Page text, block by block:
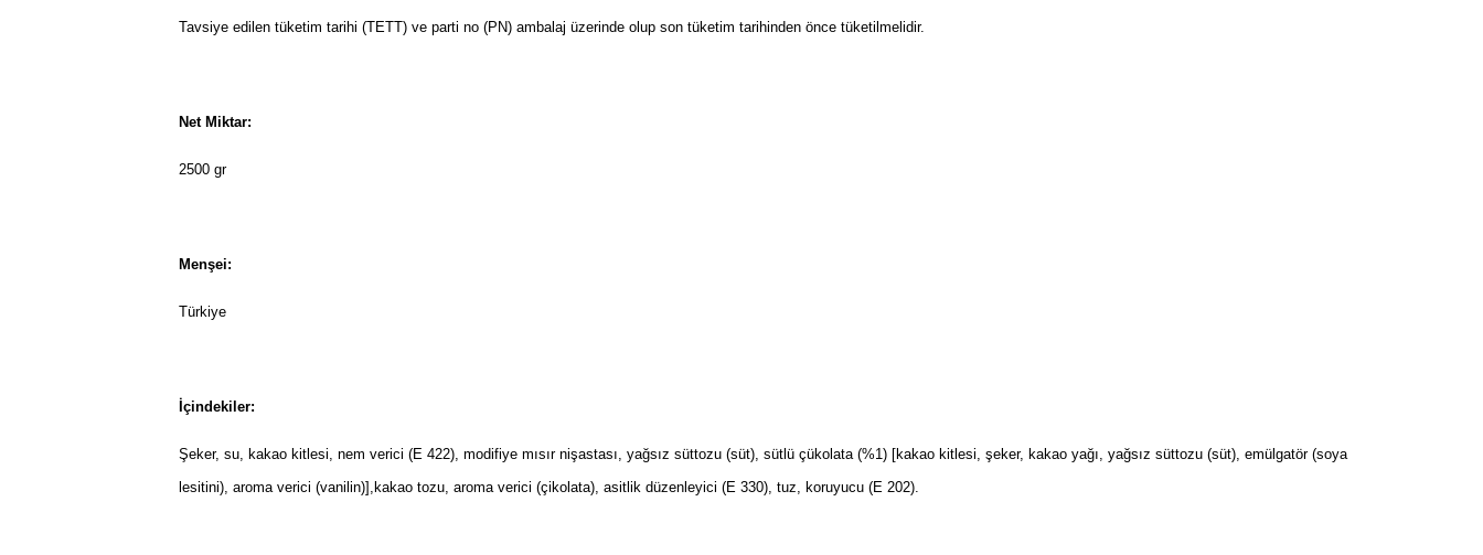
Tavsiye edilen tüketim tarihi (TETT) ve parti no (PN) ambalaj üzerinde olup son tüketim tarihinden önce tüketilmelidir.
Net Miktar:
2500 gr
Menşei:
Türkiye
İçindekiler:
Şeker, su, kakao kitlesi, nem verici (E 422), modifiye mısır nişastası, yağsız süttozu (süt), sütlü çükolata (%1) [kakao kitlesi, şeker, kakao yağı, yağsız süttozu (süt), emülgatör (soya
lesitini), aroma verici (vanilin)],kakao tozu, aroma verici (çikolata), asitlik düzenleyici (E 330), tuz, koruyucu (E 202).